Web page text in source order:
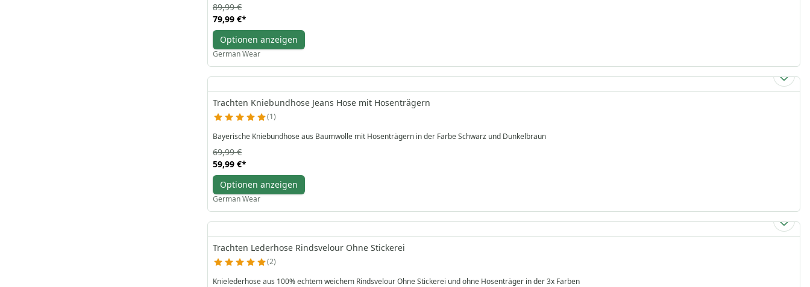
Erhältlich in vier vielseitigen Farben sind diese Hosen perfekt für jeden Outdoor-Enthusiasten. Kaufen Sie jetzt online, um Ihr ideales Paar Leder-Kniebundhosen oder
Jagdhosen zu finden, und genießen Sie die Premium-Qualität und Handwerkskunst unserer echten Lederbekleidung.
79,99 €*
89,99 €
Optionen anzeigen
German Wear
Trachten Kniebundhose Jeans Hose mit Hosenträgern
1
Bayerische Kniebundhose aus Baumwolle mit Hosenträgern in der Farbe Schwarz und Dunkelbraun
59,99 €*
69,99 €
Optionen anzeigen
German Wear
Trachten Lederhose Rindsvelour Ohne Stickerei
2
Knielederhose aus 100% echtem weichem Rindsvelour Ohne Stickerei und ohne Hosenträger in der 3x Farben